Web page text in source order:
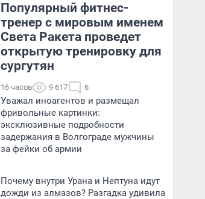
Популярный фитнес-
тренер с мировым именем
Света Ракета проведет
открытую тренировку для
сургутян
16 часов 9 617 6
Уважал иноагентов и размещал
фривольные картинки:
эксклюзивные подробности
задержания в Волгограде мужчины
за фейки об армии
Почему внутри Урана и Нептуна идут
дожди из алмазов? Разгадка удивила